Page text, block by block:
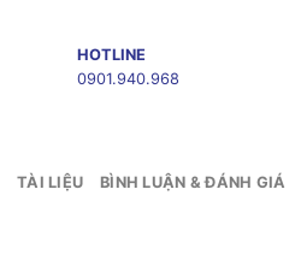
HOTLINE
0901.940.968
TÀI LIỆU BÌNH LUẬN & ĐÁNH GIÁ